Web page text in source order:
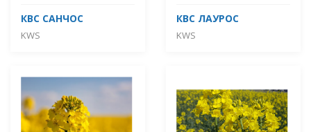
КВС САНЧОС
KWS
КВС ЛАУРОС
KWS